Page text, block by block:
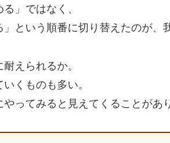
」ではなく、
」という順番に切り替えたのが、
えられるか。
くものも多い。
ってみると見えてくることがあ